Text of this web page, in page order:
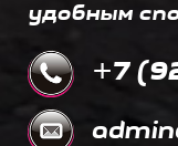
удобным
+7